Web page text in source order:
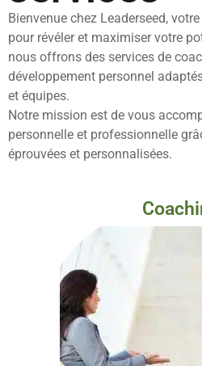
Bienvenue chez Leaderseed,
pour révéler et maximiser votre
nous offrons des services de
développement personnel
et équipes.
Notre mission est de vous
personnelle et professionnelle
éprouvées et personnalisées.